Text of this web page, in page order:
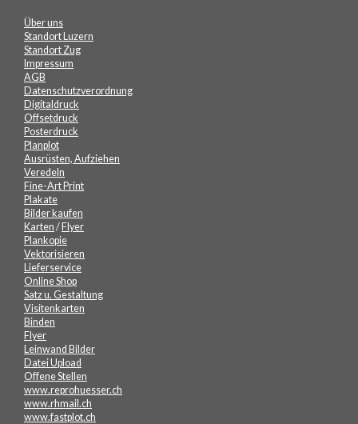
Über uns
Standort Luzern
Standort Zug
Impressum
AGB
Datenschutzverordnung
Digitaldruck
Offsetdruck
Posterdruck
Planplot
Ausrüsten, Aufziehen
Veredeln
Fine-Art Print
Plakate
Bilder kaufen
Karten /Flyer
Plankopie
Vektorisieren
Lieferservice
Online Shop
Satz u. Gestaltung
Visitenkarten
Binden
Flyer
Leinwand Bilder
Datei Upload
Offene Stellen
www.reprohuesser.ch
www.rhmail.ch
www.fastplot.ch